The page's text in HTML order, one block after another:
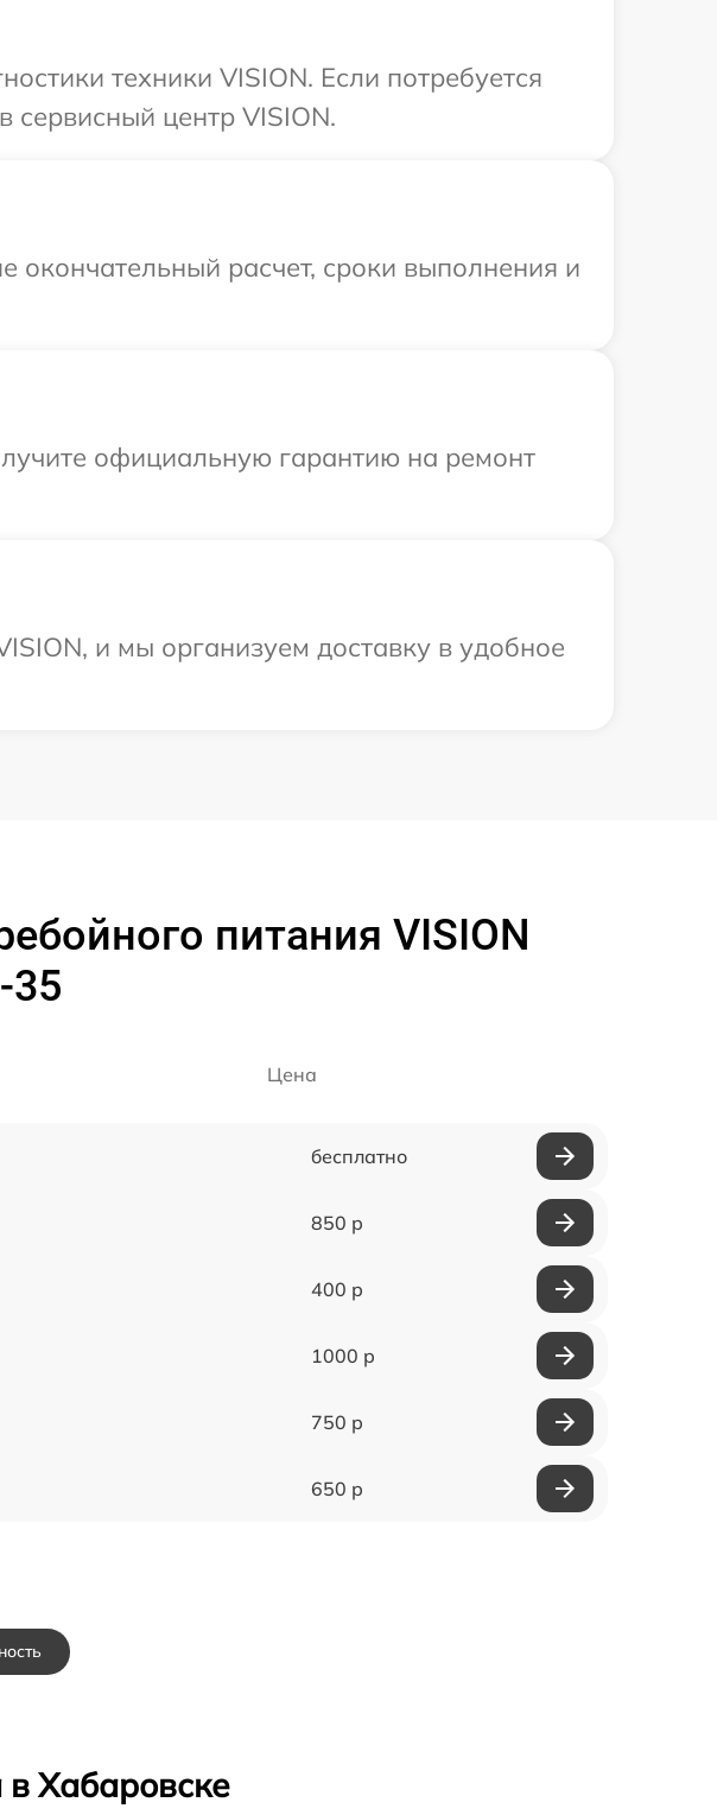
техники VISION. Если потребуется
сервисный центр VISION.
окончательный расчет, сроки выполнения и
официальную гарантию на ремонт
и мы организуем доставку в удобное
питания VISION
35
Цена
бесплатно
850 р
400 р
1000 р
750 р
650 р
в Хабаровске